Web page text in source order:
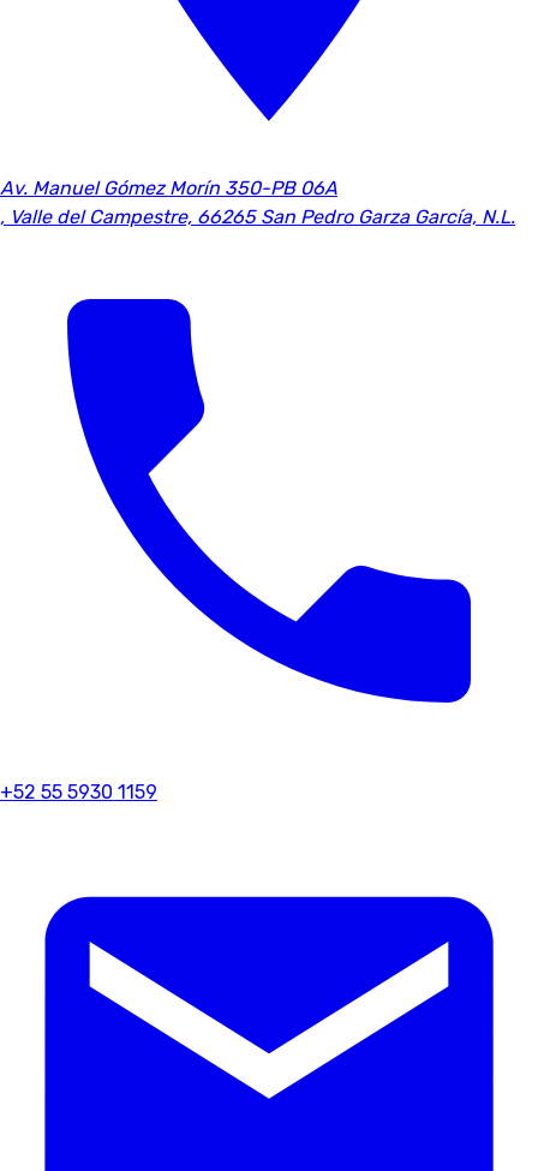
Av. Manuel Gómez Morín 350-PB 06A
, Valle del Campestre, 66265 San Pedro Garza García, N.L.
+52 55 5930 1159